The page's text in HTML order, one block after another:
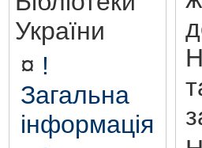
України
¤ !
Загальна
інформація